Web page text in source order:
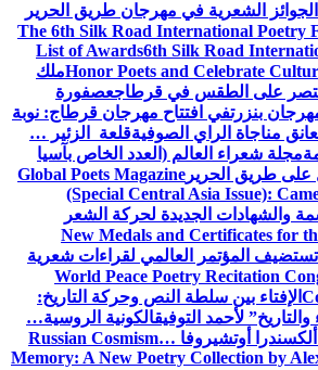
الجوائز الشعرية في مهرجان طريق الحرير
The 6th Silk Road International Poetry
List of Awards6th Silk Road
Honor Poets and Celebrateملك
على الطقس في قرطاجعصفورة
بنزرتفي افتتاح مهرجان قرطاج: نوبة
مناجاة الراي الصوفيةقلعة الزئير …
مجلة شعراء العالم (العدد الخاص بآسيا
طريق الحرير Global Poets Magazine
(Special Central Asia Issue):
والشهادات الجديدة لحركة الشعر
New Medals and Certificates for
المؤتمر العالمي لقراءات شعرية
World Peace Poetry Recitation
الإفتاء بين سلطة النص وحركة التاريخ:
لأحمد التوفيقالكونية الروسية…
أوتشيروفا Russian Cosmism…
Memory: A New Poetry Collection by